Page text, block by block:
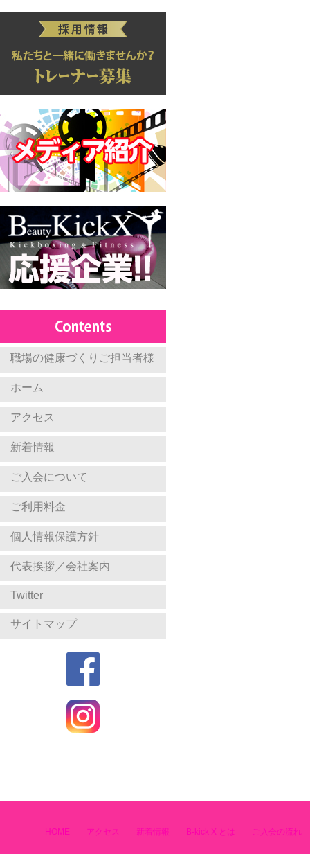
職場の健康づくりご担当者様
ホーム
アクセス
新着情報
ご入会について
ご利用料金
個人情報保護方針
代表挨拶／会社案内
Twitter
サイトマップ
HOME アクセス 新着情報 B-kick X とは ご入会の流れ